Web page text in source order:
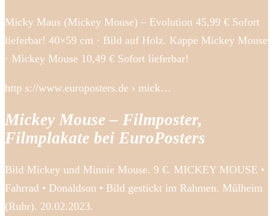
Micky Maus (Mickey Mouse) – Evolution 45,99 € Sofort
lieferbar! 40×59 cm · Bild auf Holz. Kappe Mickey Mouse
· Mickey Mouse 10,49 € Sofort lieferbar!
http s://www.europosters.de › mick…
Mickey Mouse – Filmposter,
Filmplakate bei EuroPosters
Bild Mickey und Minnie Mouse. 9 €. MICKEY MOUSE •
Fahrrad • Donaldson • Bild gestickt im Rahmen. Mülheim
(Ruhr). 20.02.2023.